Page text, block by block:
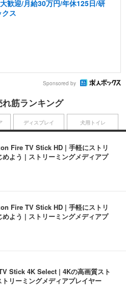
歓迎/月給30万円/年休125日/研
ス
Sponsored by
筋ランキング
Fire TV Stick HD | 手軽にストリ
めよう | ストリーミングメディアプ
Fire TV Stick HD | 手軽にストリ
めよう | ストリーミングメディアプ
Stick 4K Select | 4Kの高画質スト
トリーミングメディアプレイヤー
ディスプレイ 犬用トイレ